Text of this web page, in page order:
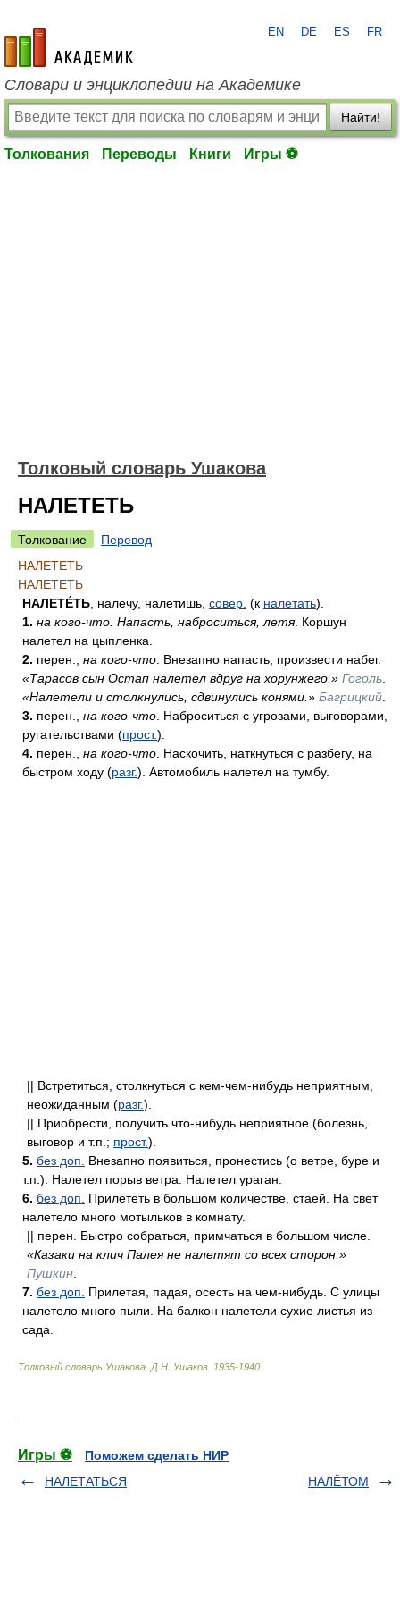
academic.ru
EN DE ES FR
Словари и энциклопедии на Академике
Найти!
Толкования Переводы Книги Игры ⚽
Толковый словарь Ушакова
НАЛЕТЕТЬ
Толкование
Перевод
НАЛЕТЕТЬ
НАЛЕТЕТЬ
НАЛЕТЕ́ТЬ , налечу, налетишь, совер. (к налетать).
1. на кого-что. Напасть, наброситься, летя. Коршун
налетел на цыпленка.
2. перен., на кого-что . Внезапно напасть, произвести набег.
«Тарасов сын Остап налетел вдруг на хорунжего.» Гоголь
«Налетели и столкнулись, сдвинулись конями.» Багрицкий
3. перен., на кого-что . Наброситься с угрозами, выговорами,
ругательствами (прост.).
4. перен., на кого-что . Наскочить, наткнуться с разбегу, на
быстром ходу (разг.). Автомобиль налетел на тумбу.
|| Встретиться, столкнуться с кем-чем-нибудь неприятным,
неожиданным (разг.).
|| Приобрести, получить что-нибудь неприятное (болезнь,
выговор и т.п.; прост.).
5. без доп.
Внезапно появиться, пронестись (о ветре, буре и
т.п.). Налетел порыв ветра. Налетел ураган.
6. без доп.
Прилететь в большом количестве, стаей. На свет
налетело много мотыльков в комнату.
|| перен. Быстро собраться, примчаться в большом числе.
«Казаки на клич Палея не налетят со всех сторон.»
Пушкин
7. без доп.
Прилетая, падая, осесть на чем-нибудь. С улицы
налетело много пыли. На балкон налетели сухие листья из
сада.
Толковый словарь Ушакова Д.Н. Ушаков. 1935-1940
Игры ⚽
Поможем сделать НИР
НАЛЕТАТЬСЯ
НАЛЁТОМ